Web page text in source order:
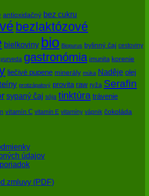
antioxidačný bez cukru
bezlaktózové
bielkoviny bio Biopurus bylinný čaj cestoviny
gastronómia imunita korenie
liečivé pupene minerály múka Naděje olej
protizápalový provita raw ryža Serafin
sypaný čaj sója tinktúra trávenie
vitamín C vitamín E vitamíny vápnik čokoláda
údajov
zmluvy (PDF)